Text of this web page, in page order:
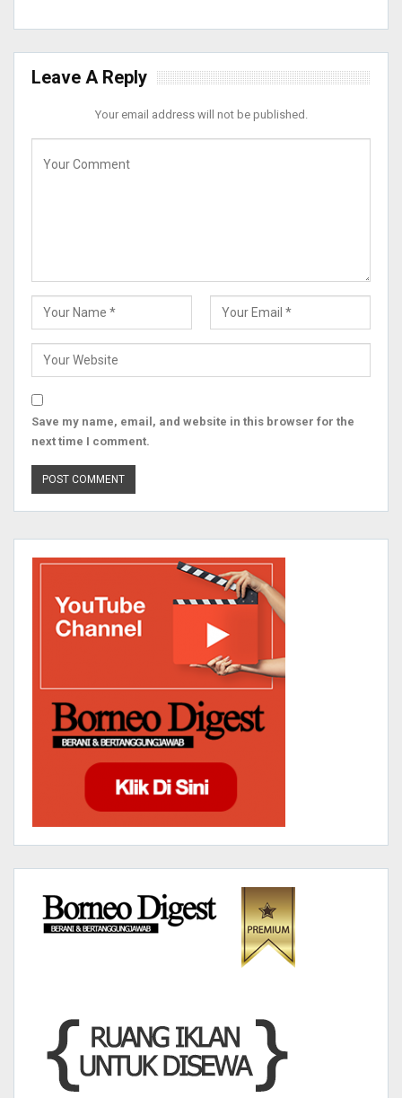
Leave A Reply
Your email address will not be published.
Save my name, email, and website in this browser for the
next time I comment.